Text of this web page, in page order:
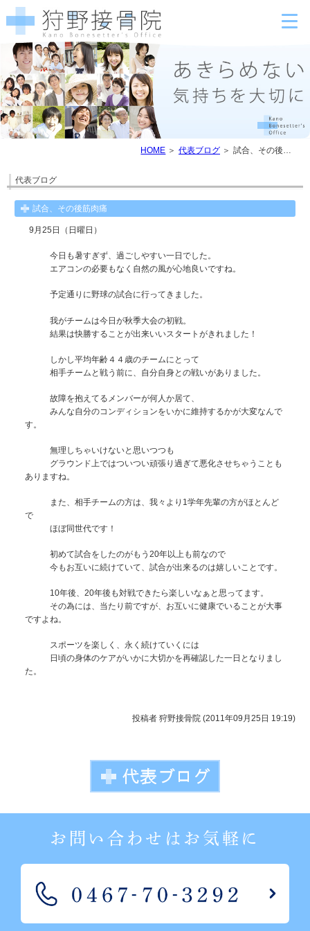
HOME 代表ブログ 試合、その後筋肉痛
代表ブログ
試合、その後筋肉痛
9月25日（日曜日）
今日も暑すぎず、過ごしやすい一日でした。
エアコンの必要もなく自然の風が心地良いですね。
予定通りに野球の試合に行ってきました。
我がチームは今日が秋季大会の初戦。
結果は快勝することが出来いいスタートがきれました！
しかし平均年齢４４歳のチームにとって
相手チームと戦う前に、自分自身との戦いがありました。
故障を抱えてるメンバーが何人か居て、
みんな自分のコンディションをいかに維持するかが大変なんで
す。
無理しちゃいけないと思いつつも
グラウンド上ではついつい頑張り過ぎて悪化させちゃうことも
ありますね。
また、相手チームの方は、我々より1学年先輩の方がほとんど
で
ほぼ同世代です！
初めて試合をしたのがもう20年以上も前なので
今もお互いに続けていて、試合が出来るのは嬉しいことです。
10年後、20年後も対戦できたら楽しいなぁと思ってます。
その為には、当たり前ですが、お互いに健康でいることが大事
ですよね。
スポーツを楽しく、永く続けていくには
日頃の身体のケアがいかに大切かを再確認した一日となりまし
た。
投稿者 狩野接骨院 (2011年09月25日 19:19)
お問い合わせはお気軽に